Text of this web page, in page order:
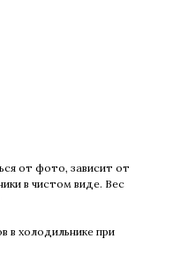
от фото, зависит от
в чистом виде. Вес
в холодильнике при